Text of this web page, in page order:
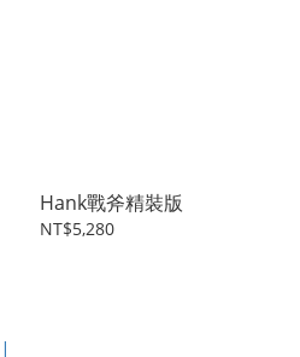
Hank戰斧精裝版
NT$5,280